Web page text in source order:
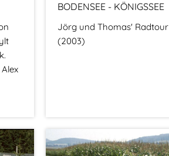
BODENSEE - KÖNIGSSEE
Jörg und Thomas' Radtour
(2003)